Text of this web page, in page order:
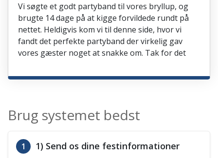
Vi søgte et godt partyband til vores bryllup, og
brugte 14 dage på at kigge forvildede rundt på
nettet. Heldigvis kom vi til denne side, hvor vi
fandt det perfekte partyband der virkelig gav
vores gæster noget at snakke om. Tak for det
Brug systemet bedst
1 1) Send os dine festinformationer